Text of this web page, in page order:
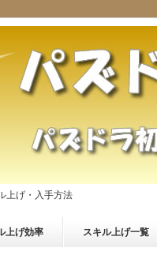
上げ・入手方法
上げ効率 スキル上げ一覧